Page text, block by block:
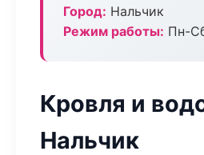
Город: Нальчик
Режим работы: Пн-
Кровля и
Нальчик